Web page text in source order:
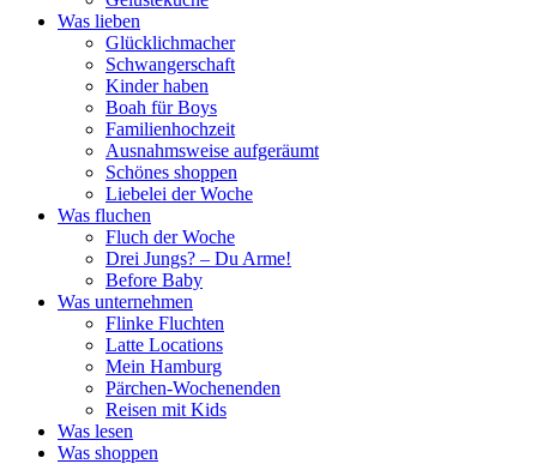
Was lieben
Glücklichmacher
Schwangerschaft
Kinder haben
Boah für Boys
Familienhochzeit
Ausnahmsweise aufgeräumt
Schönes shoppen
Liebelei der Woche
Was fluchen
Fluch der Woche
Drei Jungs? – Du Arme!
Before Baby
Was unternehmen
Flinke Fluchten
Latte Locations
Mein Hamburg
Pärchen-Wochenenden
Reisen mit Kids
Was lesen
Was shoppen